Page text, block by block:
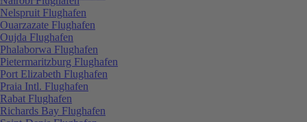
Nelspruit Flughafen
Ouarzazate Flughafen
Oujda Flughafen
Phalaborwa Flughafen
Pietermaritzburg Flughafen
Port Elizabeth Flughafen
Praia Intl. Flughafen
Rabat Flughafen
Richards Bay Flughafen